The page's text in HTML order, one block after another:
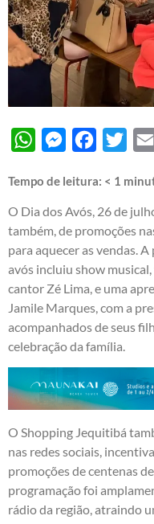
WhatsAppMessengerFacebook
Tempo de leitura: < 1
O Dia dos Avós, 26 de
também, de promoções
para aquecer as vendas.
avós incluiu show
cantor Zé Lima, e uma
Jamile Marques, com a
acompanhados de seus
celebração da família.
O Shopping Jequitibá
nas redes sociais,
promoções de centenas
programação foi
rádio da região, atraindo